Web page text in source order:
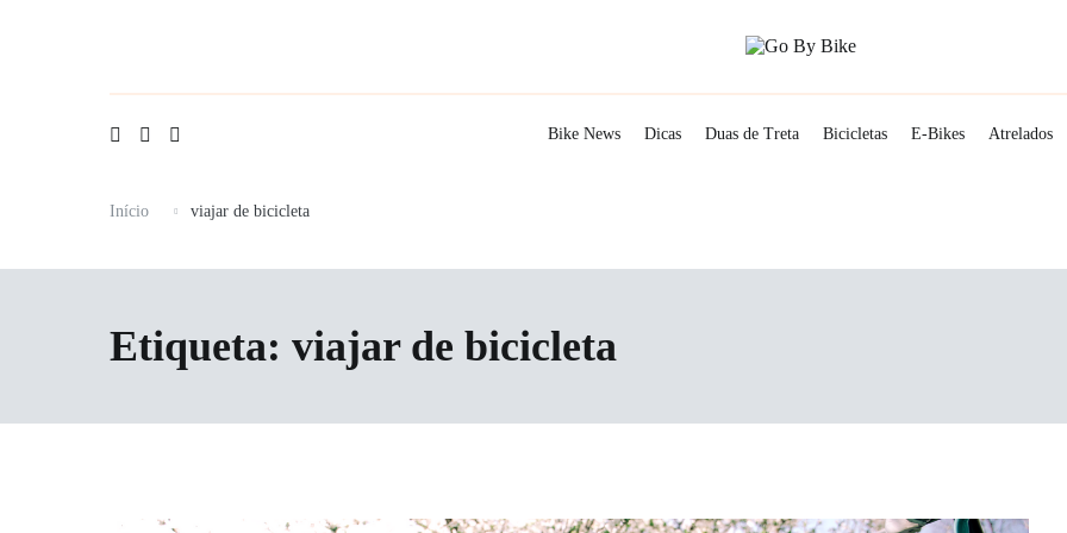
Bike News
Dicas Duas de Treta Bicicletas E-Bikes Atrelados
Início viajar de bicicleta
Etiqueta: viajar de bicicleta